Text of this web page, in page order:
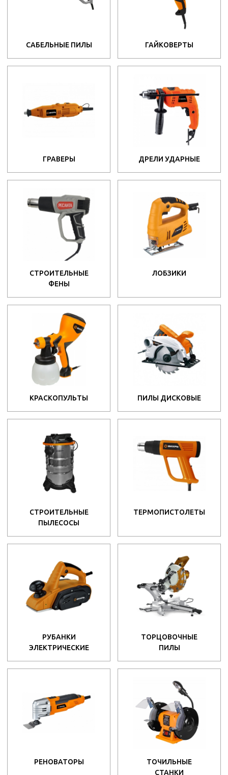
САБЕЛЬНЫЕ ПИЛЫ ГАЙКОВЕРТЫ
ГРАВЕРЫ ДРЕЛИ УДАРНЫЕ
СТРОИТЕЛЬНЫЕ
ФЕНЫ
ЛОБЗИКИ
КРАСКОПУЛЬТЫ ПИЛЫ ДИСКОВЫЕ
СТРОИТЕЛЬНЫЕ
ПЫЛЕСОСЫ
ТЕРМОПИСТОЛЕТЫ
РУБАНКИ
ЭЛЕКТРИЧЕСКИЕ
ТОРЦОВОЧНЫЕ
ПИЛЫ
РЕНОВАТОРЫ
ТОЧИЛЬНЫЕ
СТАНКИ